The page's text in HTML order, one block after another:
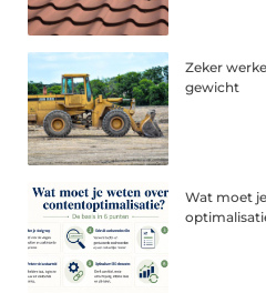
Zeker
gewicht
Wat moet